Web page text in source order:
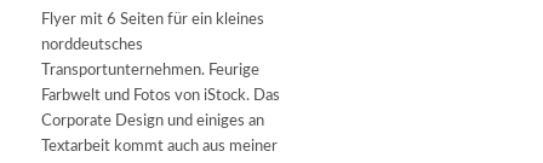
Flyer mit 6 Seiten für ein kleines
norddeutsches
Transportunternehmen. Feurige
Farbwelt und Fotos von iStock. Das
Corporate Design und einiges an
Textarbeit kommt auch aus meiner